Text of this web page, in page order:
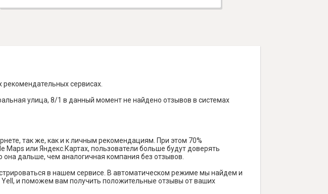
сервисах.
улица, 8/1 в данный момент не найдено отзывов в системах
так же, как и к личным рекомендациям. При этом 70%
или Яндекс.Картах, пользователи больше будут доверять
дальше, чем аналогичная компания без отзывов.
в нашем сервисе. В автоматическом режиме мы найдем и
Yell, и поможем вам получить положительные отзывы от ваших